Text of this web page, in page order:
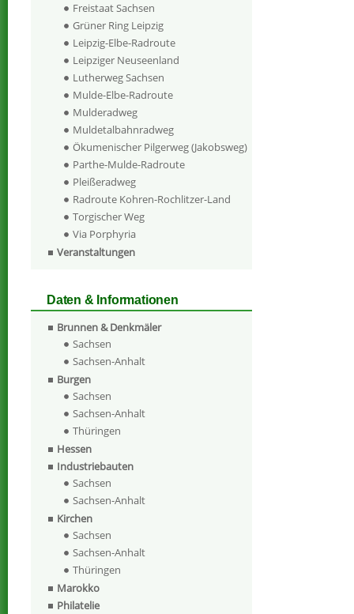
Freistaat Sachsen
Grüner Ring Leipzig
Leipzig-Elbe-Radroute
Leipziger Neuseenland
Lutherweg Sachsen
Mulde-Elbe-Radroute
Mulderadweg
Muldetalbahnradweg
Ökumenischer Pilgerweg (Jakobsweg)
Parthe-Mulde-Radroute
Pleißeradweg
Radroute Kohren-Rochlitzer-Land
Torgischer Weg
Via Porphyria
Veranstaltungen
Daten & Informationen
Brunnen & Denkmäler
Sachsen
Sachsen-Anhalt
Burgen
Sachsen
Sachsen-Anhalt
Thüringen
Hessen
Industriebauten
Sachsen
Sachsen-Anhalt
Kirchen
Sachsen
Sachsen-Anhalt
Thüringen
Marokko
Philatelie